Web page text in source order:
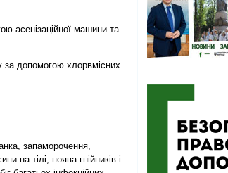
асенізаційної машини та
за допомогою хлорвмісних
запаморочення,
на тілі, поява гнійників і